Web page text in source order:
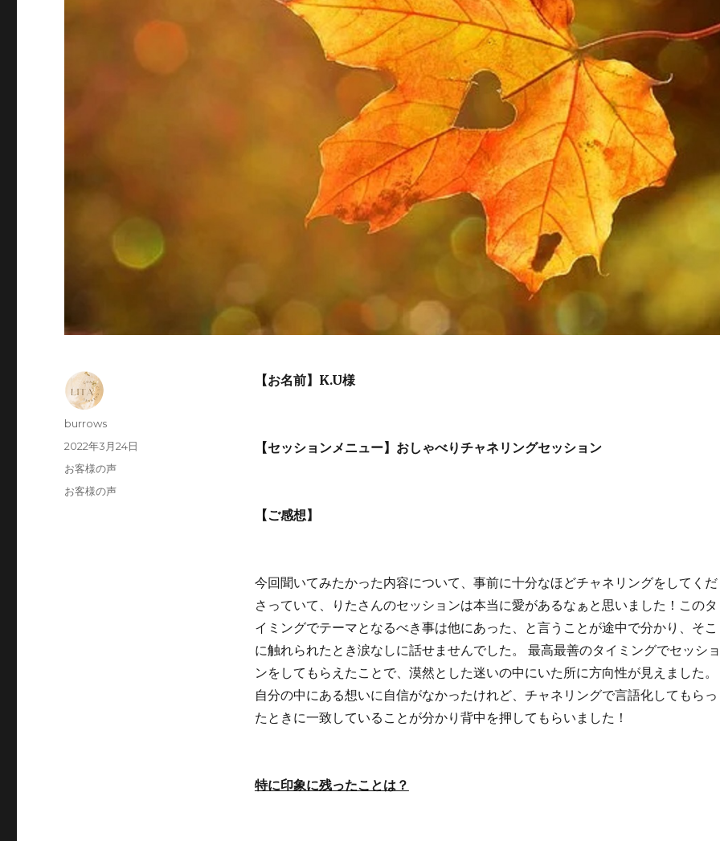
【お名前】K.U様
【セッションメニュー】おしゃべりチャネリングセッション
【ご感想】
今回聞いてみたかった内容について、事前に十分なほどチャネリングをしてくだ
さっていて、りたさんのセッションは本当に愛があるなぁと思いました！このタ
イミングでテーマとなるべき事は他にあった、と言うことが途中で分かり、そこ
に触れられたとき涙なしに話せませんでした。 最高最善のタイミングでセッショ
ンをしてもらえたことで、漠然とした迷いの中にいた所に方向性が見えました。
自分の中にある想いに自信がなかったけれど、チャネリングで言語化してもらっ
たときに一致していることが分かり背中を押してもらいました！
特に印象に残ったことは？
投
稿
burrows
投
稿
2022年3月24日
カ
テ
お客様の声
タ
お客様の声